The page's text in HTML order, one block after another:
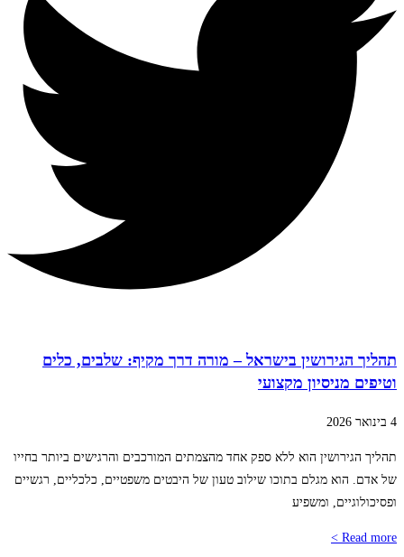
תהליך הגירושין בישראל – מורה דרך מקיף: שלבים, כלים
וטיפים מניסיון מקצועי
4 בינואר 2026
תהליך הגירושין הוא ללא ספק אחד מהצמתים המורכבים והרגישים ביותר בחייו
של אדם. הוא מגלם בתוכו שילוב טעון של היבטים משפטיים, כלכליים, רגשיים
ופסיכולוגיים, ומשפיע
Read more >